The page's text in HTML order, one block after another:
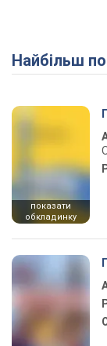
Найбільш
показати
обкладинку